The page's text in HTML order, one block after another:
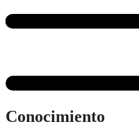
Conocimiento